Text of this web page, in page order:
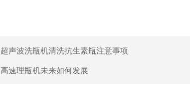
超声波洗瓶机清洗抗生素瓶注意事项
高速理瓶机未来如何发展